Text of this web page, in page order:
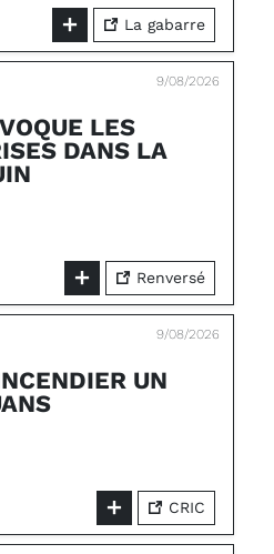
La gabarre
9/08/2026
LES
DANS LA
Renversé
9/08/2026
UN
CRIC